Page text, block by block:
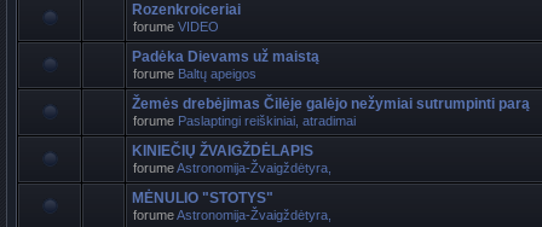
Rozenkroiceriai
forume VIDEO
Padėka Dievams už maistą
forume Baltų apeigos
Žemės drebėjimas Čilėje galėjo nežymiai sutrumpinti parą
forume Paslaptingi reiškiniai, atradimai
KINIEČIŲ ŽVAIGŽDĖLAPIS
forumeAstronomija-Žvaigždėtyra,
MĖNULIO "STOTYS"
forumeAstronomija-Žvaigždėtyra,